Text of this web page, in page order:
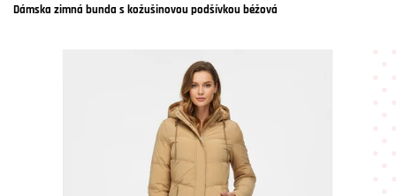
Dámska zimná bunda s kožušinovou podšívkou béžová